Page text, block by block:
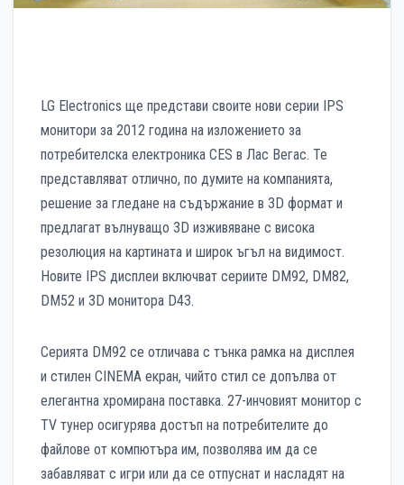
LG Electronics ще представи своите нови серии IPS
монитори за 2012 година на изложението за
потребителска електроника CES в Лас Вегас. Те
представляват отлично, по думите на компанията,
решение за гледане на съдържание в 3D формат и
предлагат вълнуващо 3D изживяване с висока
резолюция на картината и широк ъгъл на видимост.
Новите IPS дисплеи включват сериите DM92, DM82,
DM52 и 3D монитора D43.
Серията DM92 се отличава с тънка рамка на дисплея
и стилен CINEMA екран, чийто стил се допълва от
елегантна хромирана поставка. 27-инчовият монитор с
TV тунер осигурява достъп на потребителите до
файлове от компютъра им, позволява им да се
забавляват с игри или да се отпуснат и насладят на